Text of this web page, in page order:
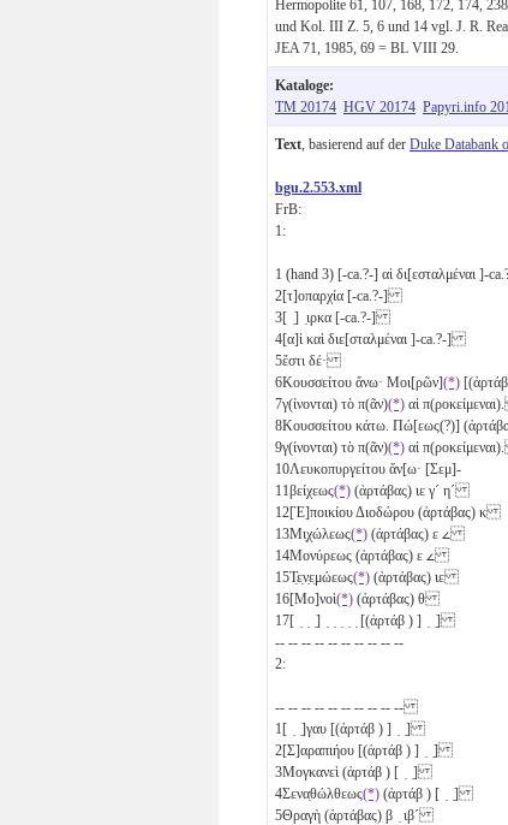
Hermopolite 61, 107, 168, 172, 174,
und Kol. III Z. 5, 6 und 14 vgl. J. R.
JEA 71, 1985, 69 = BL VIII 29.
Kataloge:
TM 20174 HGV 20174 Papyri.info
Text , basierend auf der Duke Databank
bgu.2.553.xml
FrB:
1:
1 (hand 3) [-ca.?-] αἱ δι[εσταλμέναι ]-
2[τ]οπαρχία [-ca.?-]
3[ ̣] ̣ιρκα [-ca.?-]
4[α]ἱ καὶ διε[σταλμέναι ]-ca.?-]
5ἔστι δέ·
6Κουσσείτου ἄνω· Μοι[ρῶν](*)
7γ(ίνονται) τὸ π(ᾶν)(*) αἱ
8Κουσσείτου κάτω. Πώ[εως(?)]
9γ(ίνονται) τὸ π(ᾶν)(*) αἱ
10Λευκοπυργείτου ἄν[ω· [Σεμ]-
11βείχεως(*) (ἀρτάβας) ιε γ´ η´
12[Ἐ]ποικίου Διοδώρου (ἀρτάβας) κ
13Μι̣χώλεως(*) (ἀρτάβας) ε 𐅵
14Μονύρεως (ἀρτάβας) ε 𐅵
15Τ̣ε̣ν̣ε̣μώεως(*) (ἀρτάβας) ιε
16[Μο]νοὶ(*) (ἀρτάβας) θ
17[ ̣ ̣ ̣] ̣ ̣ ̣ ̣ ̣ [(ἀρτάβ ) ] ̣ ̣]
-- -- -- -- -- -- -- -- -- --
2:
-- -- -- -- -- -- -- -- -- --
1 [ ̣ ̣]γαυ [(ἀρτάβ ) ] ̣ ̣]
2[Σ]αραπιήου [(ἀρτάβ ) ] ̣ ̣]
3Μογκανεὶ (ἀρτάβ ) [ ̣ ̣]
4Σενα̣θώλθεως(*) (ἀρτάβ ) [ ̣ ̣]
5Θραγὴ (ἀρτάβας) β
ιβ´